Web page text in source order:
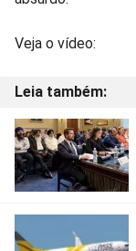
Veja o vídeo: